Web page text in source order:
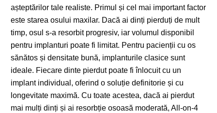
așteptărilor tale realiste. Primul și cel mai important factor
este starea osului maxilar. Dacă ai dinți pierduți de mult
timp, osul s-a resorbit progresiv, iar volumul disponibil
pentru implanturi poate fi limitat. Pentru pacienții cu os
sănătos și densitate bună, implanturile clasice sunt
ideale. Fiecare dinte pierdut poate fi înlocuit cu un
implant individual, oferind o soluție definitorie și cu
longevitate maximă. Cu toate acestea, dacă ai pierdut
mai mulți dinți și ai resorbție osoasă moderată, All-on-4